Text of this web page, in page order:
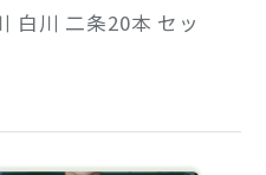
白川 二条20本 セッ